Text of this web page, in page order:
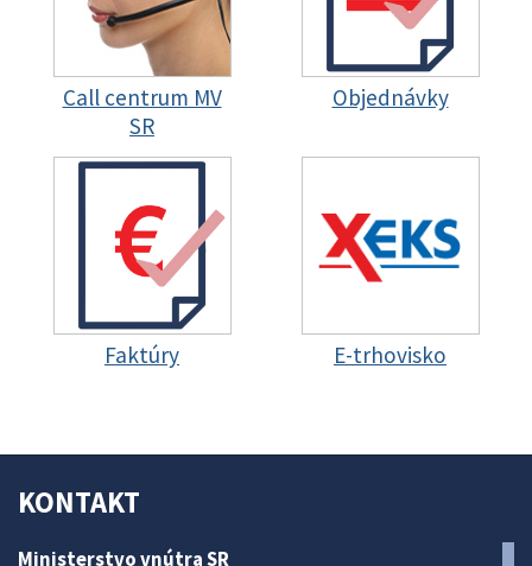
Call centrum MV
SR
Objednávky
Faktúry E-trhovisko
KONTAKT
Ministerstvo vnútra SR